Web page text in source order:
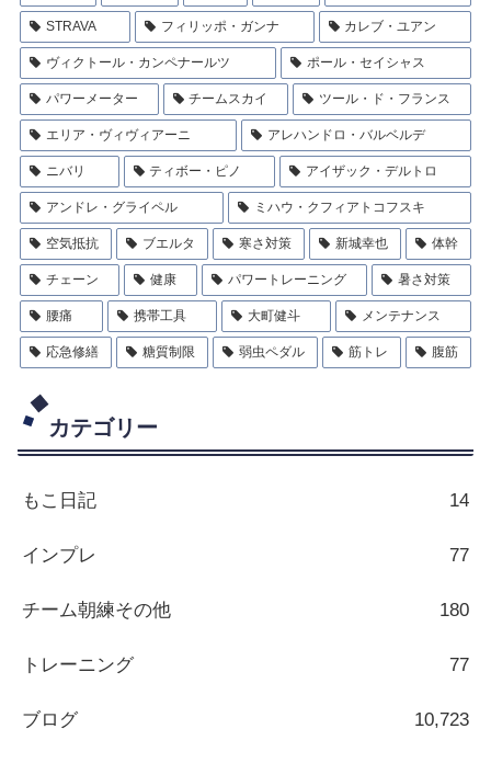
STRAVA フィリッポ・ガンナ カレブ・ユアン
ヴィクトール・カンペナールツ ポール・セイシャス
パワーメーター チームスカイ ツール・ド・フランス
エリア・ヴィヴィアーニ アレハンドロ・バルベルデ
ニバリ ティボー・ピノ アイザック・デルトロ
アンドレ・グライペル ミハウ・クフィアトコフスキ
空気抵抗 ブエルタ 寒さ対策 新城幸也 体幹
チェーン 健康 パワートレーニング 暑さ対策
腰痛 携帯工具 大町健斗 メンテナンス
応急修繕 糖質制限 弱虫ペダル 筋トレ 腹筋
カテゴリー
もこ日記 14
インプレ 77
チーム朝練その他 180
トレーニング 77
ブログ 10,723